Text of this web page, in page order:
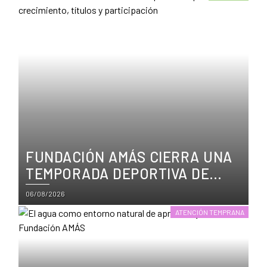
FUNDACIÓN AMÁS CIERRA UNA
TEMPORADA DEPORTIVA DE
CRECIMIENTO, TÍTULOS Y
PARTICIPACIÓN
Posted
on
06/08/2026
ATENCIÓN TEMPRANA